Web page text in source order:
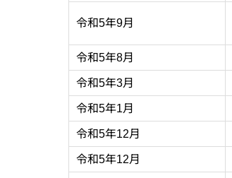
令和5年9月
令和5年8月
令和5年3月
令和5年1月
令和5年12月
令和5年12月